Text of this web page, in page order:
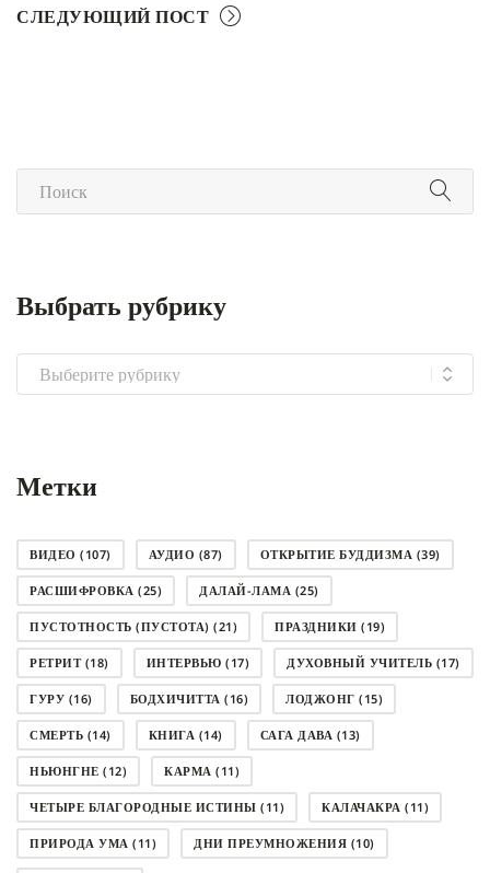
СЛЕДУЮЩИЙ ПОСТ
Выбрать рубрику
Выбрать
рубрику
Метки
ВИДЕО (107) АУДИО (87) ОТКРЫТИЕ БУДДИЗМА (39)
РАСШИФРОВКА (25) ДАЛАЙ-ЛАМА (25)
ПУСТОТНОСТЬ (ПУСТОТА) (21) ПРАЗДНИКИ (19)
РЕТРИТ(18) ИНТЕРВЬЮ (17) ДУХОВНЫЙ УЧИТЕЛЬ (17)
ГУРУ (16) БОДХИЧИТТА (16) ЛОДЖОНГ (15)
СМЕРТЬ (14) КНИГА (14) САГА ДАВА (13)
НЬЮНГНЕ (12) КАРМА (11)
ЧЕТЫРЕ БЛАГОРОДНЫЕ ИСТИНЫ (11) КАЛАЧАКРА (11)
ПРИРОДА УМА (11) ДНИ ПРЕУМНОЖЕНИЯ (10)